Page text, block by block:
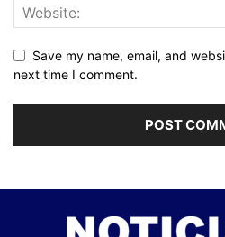
Save my name, email, and
next time I comment.